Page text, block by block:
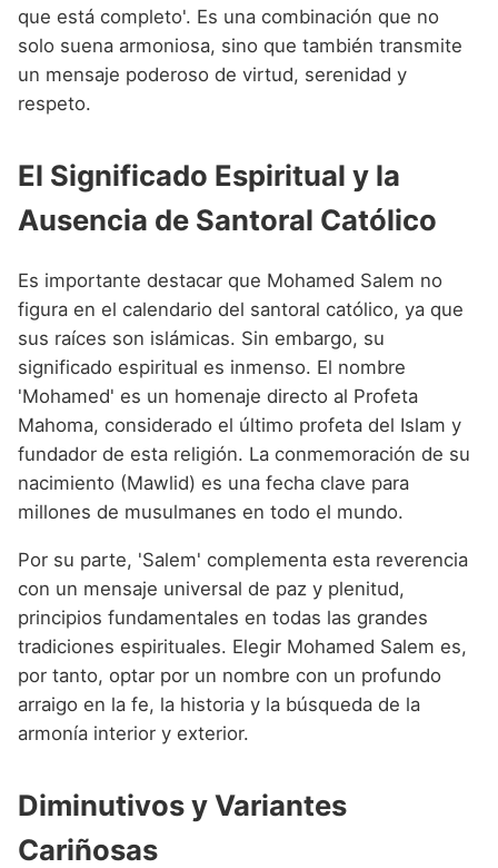
que está completo'. Es una combinación que no
solo suena armoniosa, sino que también transmite
un mensaje poderoso de virtud, serenidad y
respeto.
El Significado Espiritual y la
Ausencia de Santoral Católico
Es importante destacar que Mohamed Salem no
figura en el calendario del santoral católico, ya que
sus raíces son islámicas. Sin embargo, su
significado espiritual es inmenso. El nombre
'Mohamed' es un homenaje directo al Profeta
Mahoma, considerado el último profeta del Islam y
fundador de esta religión. La conmemoración de su
nacimiento (Mawlid) es una fecha clave para
millones de musulmanes en todo el mundo.
Por su parte, 'Salem' complementa esta reverencia
con un mensaje universal de paz y plenitud,
principios fundamentales en todas las grandes
tradiciones espirituales. Elegir Mohamed Salem es,
por tanto, optar por un nombre con un profundo
arraigo en la fe, la historia y la búsqueda de la
armonía interior y exterior.
Diminutivos y Variantes
Cariñosas